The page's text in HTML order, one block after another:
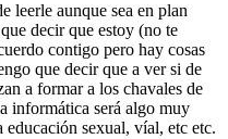
leerle aunque sea en plan
decir que estoy (no te
contigo pero hay cosas
que decir que a ver si de
a formar a los chavales de
informática será algo muy
educación sexual, víal, etc etc.